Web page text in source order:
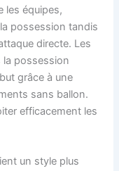
les équipes,
possession tandis
directe. Les
la possession
grâce à une
sans ballon.
efficacement les
un style plus